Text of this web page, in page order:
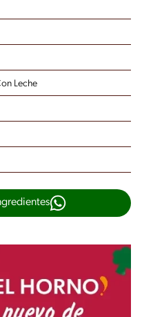
Leche